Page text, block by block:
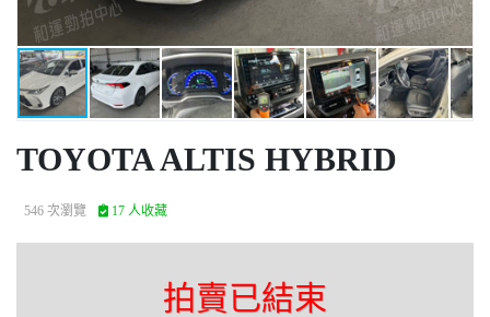
TOYOTA ALTIS HYBRID
546 次瀏覽 17 人收藏
拍賣已結束